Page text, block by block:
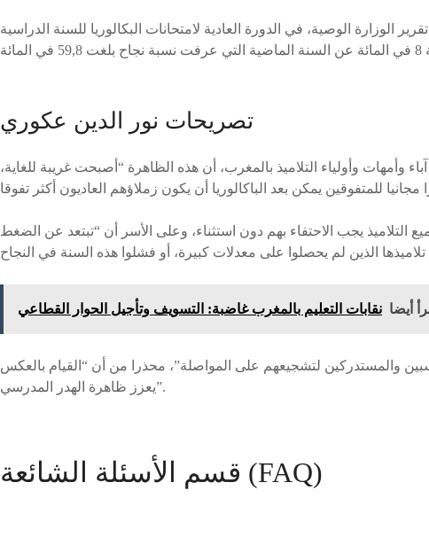
الوزارة الوصية، في الدورة العادية لامتحانات البكالوريا للسنة الدراسية
تصريحات نور الدين عكوري
وأمهات وأولياء التلاميذ بالمغرب، أن هذه الظاهرة “أصبحت غريبة للغاية،
يجب الاحتفاء بهم دون استثناء، وعلى الأسر أن “تبتعد عن الضغط
أيضا نقابات التعليم بالمغرب غاضبة: التسويف وتأجيل الحوار القطاعي
والمستدركين لتشجيعهم على المواصلة”، محذرا من أن “القيام بالعكس
يعزز ظاهرة الهدر المدرسي”.
قسم الأسئلة الشائعة (FAQ)